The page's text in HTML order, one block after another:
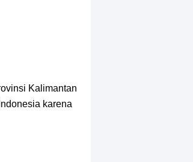
Kalimantan
karena